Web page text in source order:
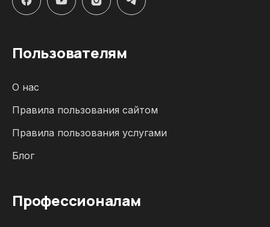
Пользователям
О нас
Правила пользования сайтом
Правила пользования услугами
Блог
Профессионалам